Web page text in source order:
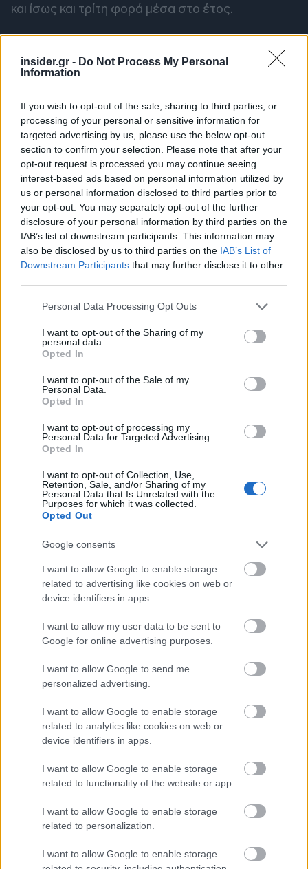
insider.gr - Do Not Process My Personal
Information
If you wish to opt-out of the sale, sharing to third parties, or
processing of your personal or sensitive information for
targeted advertising by us, please use the below opt-out
section to confirm your selection. Please note that after your
opt-out request is processed you may continue seeing
interest-based ads based on personal information utilized by
us or personal information disclosed to third parties prior to
your opt-out. You may separately opt-out of the further
disclosure of your personal information by third parties on the
IAB’s list of downstream participants. This information may
also be disclosed by us to third parties on the IAB’s List of
Downstream Participants that may further disclose it to other
Please note that this website/app uses one or more Google
not limited to your visit or usage behaviour. You may click to
grant or deny consent to Google and its third-party tags to
use your data for below specified purposes in below Google
consent section.
Personal Data Processing Opt Outs
I want to opt-out of the Sharing of my
personal data.
Opted In
I want to opt-out of the Sale of my
Personal Data.
Opted In
I want to opt-out of processing my
Personal Data for Targeted Advertising.
Opted In
I want to opt-out of Collection, Use,
Retention, Sale, and/or Sharing of my
Personal Data that Is Unrelated with the
Purposes for which it was collected.
Opted Out
Google consents
I want to allow Google to enable storage
related to advertising like cookies on web or
device identifiers in apps.
I want to allow my user data to be sent to
Google for online advertising purposes.
I want to allow Google to send me
personalized advertising.
I want to allow Google to enable storage
related to analytics like cookies on web or
device identifiers in apps.
I want to allow Google to enable storage
related to functionality of the website or app.
I want to allow Google to enable storage
related to personalization.
I want to allow Google to enable storage
και ίσως και τρίτη φορά μέσα στο έτος.
Όλα για όλα με την απόφαση του
Αρείου Πάγου
Η νέα παρέμβαση Στουρνάρα για την απόφαση
του Αρείου Πάγου ανοίγει ξανά ένα ήδη
ευαίσθητο μέτωπο ανάμεσα σε τράπεζες,
servicers και δανειολήπτες, καθώς το ζήτημα του
τρόπου εκτοκισμού στα δάνεια του νόμου
Κατσέλη παραμένει θολό και ερμηνεύεται
διαφορετικά από κάθε πλευρά. Οι τράπεζες
πιέζουν για ξεκάθαρη εφαρμογή που δεν θα
δημιουργεί νέες ζημίες στους ισολογισμούς τους,
οι servicers ζητούν νομική ασφάλεια και ενιαία
ερμηνεία, ενώ το πολιτικό σύστημα εμφανίζεται
πιο κοντά στη γραμμή προστασίας των
δανειοληπτών. Μέσα σε αυτό το τρίγωνο
σύγκρουσης, η αγορά
κόκκινων δανείων
μπαίνει
ξανά σε περίοδο αβεβαιότητας, με το πραγματικό
ζητούμενο να είναι ποιος τελικά
θα πληρώσει το κόστος της τελικής ερμηνείας